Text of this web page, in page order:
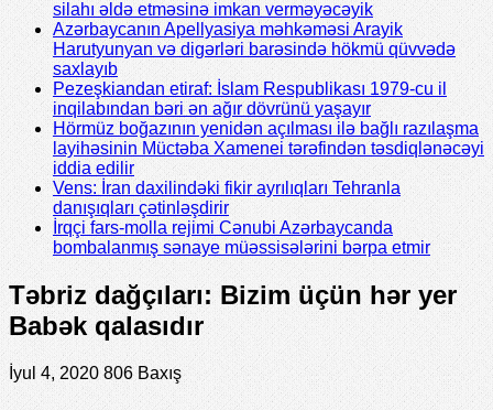
silahı əldə etməsinə imkan verməyəcəyik
Azərbaycanın Apellyasiya məhkəməsi Arayik
Harutyunyan və digərləri barəsində hökmü qüvvədə
saxlayıb
Pezeşkiandan etiraf: İslam Respublikası 1979-cu il
inqilabından bəri ən ağır dövrünü yaşayır
Hörmüz boğazının yenidən açılması ilə bağlı razılaşma
layihəsinin Müctəba Xamenei tərəfindən təsdiqlənəcəyi
iddia edilir
Vens: İran daxilindəki fikir ayrılıqları Tehranla
danışıqları çətinləşdirir
İrqçi fars-molla rejimi Cənubi Azərbaycanda
bombalanmış sənaye müəssisələrini bərpa etmir
Təbriz dağçıları: Bizim üçün hər yer
Babək qalasıdır
İyul 4, 2020 806 Baxış